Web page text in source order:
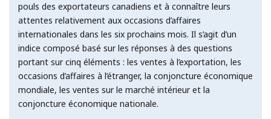
pouls des exportateurs canadiens et à connaître leurs
attentes relativement aux occasions d’affaires
internationales dans les six prochains mois. Il s’agit d’un
indice composé basé sur les réponses à des questions
portant sur cinq éléments : les ventes à l’exportation, les
occasions d’affaires à l’étranger, la conjoncture économique
mondiale, les ventes sur le marché intérieur et la
conjoncture économique nationale.